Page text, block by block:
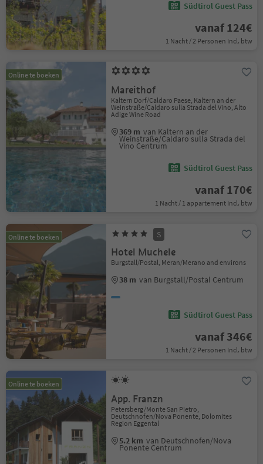
Südtirol Guest Pass
vanaf 124€
1 Nacht / 2 Personen Incl. btw
Online te boeken
Mareithof
Kaltern Dorf/Caldaro Paese, Kaltern an der
Weinstraße/Caldaro sulla Strada del Vino, Alto
Adige Wine Road
369 m van Kaltern an der
Weinstraße/Caldaro sulla Strada del
Vino Centrum
Südtirol Guest Pass
vanaf 170€
1 Nacht / 1 appartement Incl. btw
Online te boeken S
Hotel Muchele
Burgstall/Postal, Meran/Merano and environs
38 m van Burgstall/Postal Centrum
Südtirol Guest Pass
vanaf 346€
1 Nacht / 2 Personen Incl. btw
Online te boeken
App. Franzn
Petersberg/Monte San Pietro,
Deutschnofen/Nova Ponente, Dolomites
Region Eggental
5.2 km van Deutschnofen/Nova
Ponente Centrum